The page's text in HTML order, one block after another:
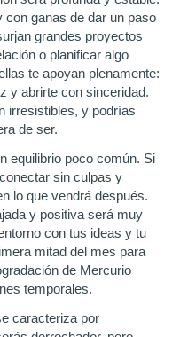
con ganas de dar un paso
grandes proyectos
o planificar algo
te apoyan plenamente:
y abrirte con sinceridad.
irresistibles, y podrías
de ser.
equilibrio poco común. Si
sin culpas y
lo que vendrá después.
y positiva será muy
con tus ideas y tu
mitad del mes para
de Mercurio
temporales.
caracteriza por